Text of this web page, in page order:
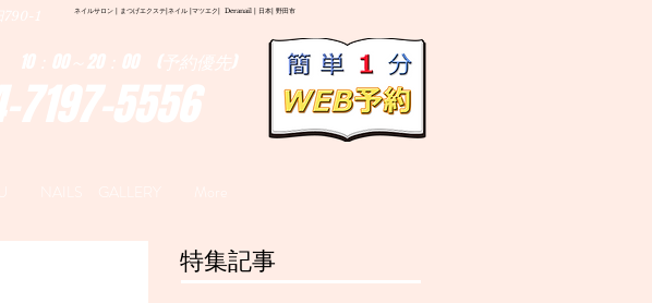
ネイルサロン | まつげエクステ|ネイル |マツエク| Deranail | 日本| 野田市
790-1
7197-5556
：00～20：00 (予約優先)
特集記事